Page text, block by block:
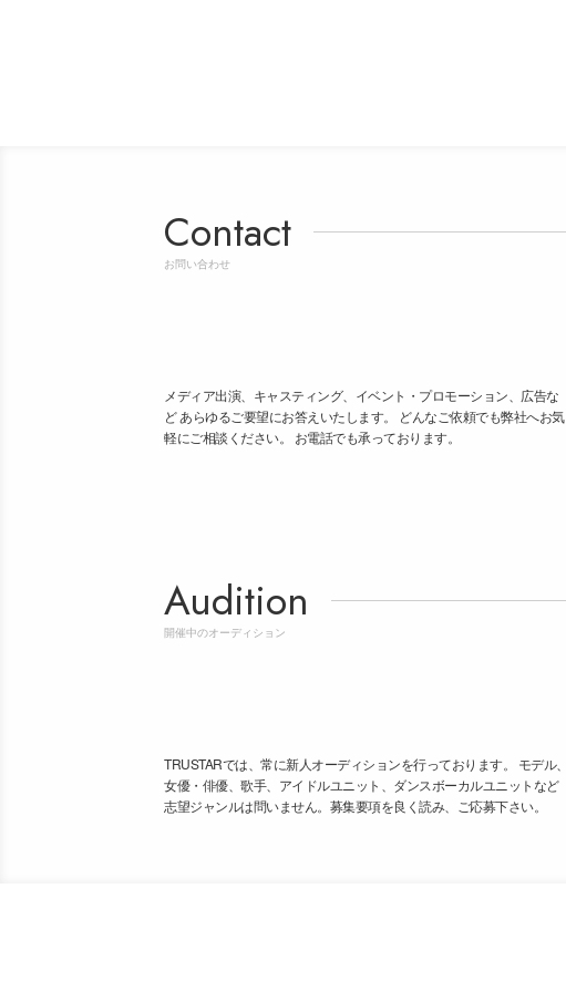
Contact
お問い合わせ
メディア出演、キャスティング、イベント・プロモーション、広告な
ど あらゆるご要望にお答えいたします。 どんなご依頼でも弊社へお気
軽にご相談ください。 お電話でも承っております。
Audition
開催中のオーディション
TRUSTARでは、常に新人オーディションを行っております。 モデル、
女優・俳優、歌手、アイドルユニット、ダンスボーカルユニットなど
志望ジャンルは問いません。募集要項を良く読み、ご応募下さい。